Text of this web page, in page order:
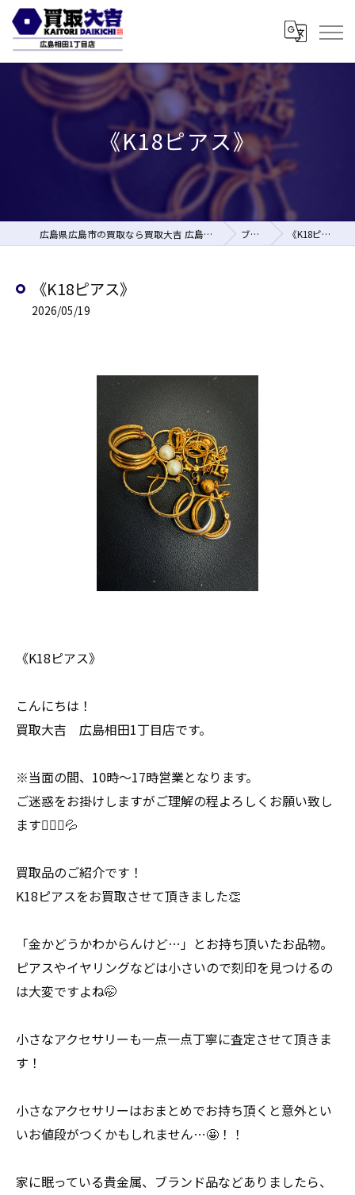
《K18ピアス》
広島県広島市の買取なら買取大吉 広島相田1丁目店 ブログ 《K18ピアス》
《K18ピアス》
2026/05/19
《K18ピアス》
こんにちは！
買取大吉 広島相田1丁目店です。
※当面の間、10時〜17時営業となります。
ご迷惑をお掛けしますがご理解の程よろしくお願い致し
ます🙇🏻‍♀️💦
買取品のご紹介です！
K18ピアスをお買取させて頂きました👏
「金かどうかわからんけど…」とお持ち頂いたお品物。
ピアスやイヤリングなどは小さいので刻印を見つけるの
は大変ですよね🤭
小さなアクセサリーも一点一点丁寧に査定させて頂きま
す！
小さなアクセサリーはおまとめでお持ち頂くと意外とい
いお値段がつくかもしれません…🤩！！
家に眠っている貴金属、ブランド品などありましたら、